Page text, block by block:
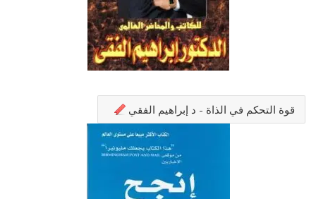
قوة التحكم في الذاة - د إبراهيم الفقي